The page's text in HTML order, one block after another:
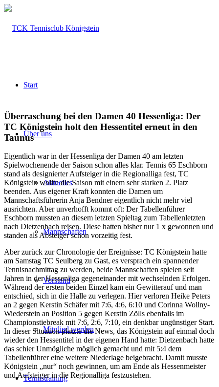
Start
Über uns
Aktuelles
Mannschaften
Vorstand
Mitglied werden
Tennistraining
Überraschung bei den Damen 40 Hessenliga: Der
TC Königstein holt den Hessentitel erneut in den
Taunus
Eigentlich war in der Hessenliga der Damen 40 am letzten
Spielwochenende der Saison schon alles klar. Tennis 65 Eschborn
stand als designierter Aufsteiger in die Regionalliga fest, TC
Königstein wollte die Saison mit einem sehr starken 2. Platz
beenden. Aus eigener Kraft konnten die Damen um
Mannschaftsführerin Anja Bendner eigentlich nicht mehr viel
ausrichten. Aber unverhofft kommt oft: Der Tabellenführer
Eschborn mussten an diesem letzten Spieltag zum Tabellenletzten
nach Dietzenbach reisen. Diese hatten bisher nur 1 x gewonnen und
standen als Absteiger schon vorzeitig fest.
Aber zurück zur Chronologie der Ereignisse: TC Königstein hatte
am Samstag TC Seulberg zu Gast, es versprach ein spannender
Tennisnachmittag zu werden, beide Mannschaften spielen seit
Jahren in der Hessenliga gegeneinander mit wechselnden Erfolgen.
Während der ersten beiden Einzel kam ein Gewitterauf und man
entschied, sich in die Halle zu verlegen. Hier verloren Heike Peters
an 2 gegen Kerstin Schäfer mit 7:6, 4:6, 6:10 und Corinna Wollny-
Wiederstein an Position 5 gegen Kerstin Zölls ebenfalls im
Championstiebreak mit 7:6, 2:6, 7:10, ein denkbar ungünstiger Start.
In dieser Situation platzte die News, das Königstein auf einmal doch
wieder den Hessentitel in der eigenen Hand hatte: Dietzenbach hatte
das schier Unmögliche möglich gemacht und mit 5:4 dem
Tabellenführer eine weitere Niederlage beigebracht. Damit musste
Königstein „nur“ noch gewinnen, um am Ende als Hessenmeister
und Aufsteiger in die Regionalliga festzustehen.